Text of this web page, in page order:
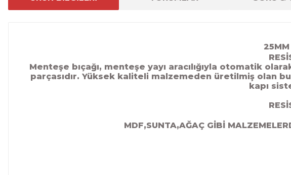
25
Menteşe bıçağı, menteşe yayı aracılığıyla otomatik
parçasıdır. Yüksek kaliteli malzemeden üretilmiş olan
kapı
MDF,SUNTA,AĞAÇ GİBİ